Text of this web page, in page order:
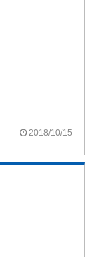
2018/10/15